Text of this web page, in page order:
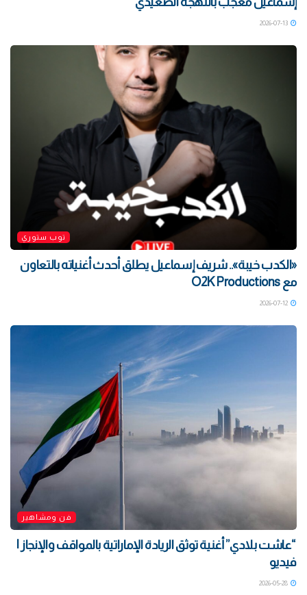
2026-07-13
توب ستوري
«الكدب خيبة».. شريف إسماعيل يطلق أحدث أغنياته بالتعاون
مع O2K Productions
2026-07-12
فن ومشاهير
“عاشت بلادي” أغنية توثق الريادة الإماراتية بالمواقف والإنجاز |
فيديو
2026-05-28